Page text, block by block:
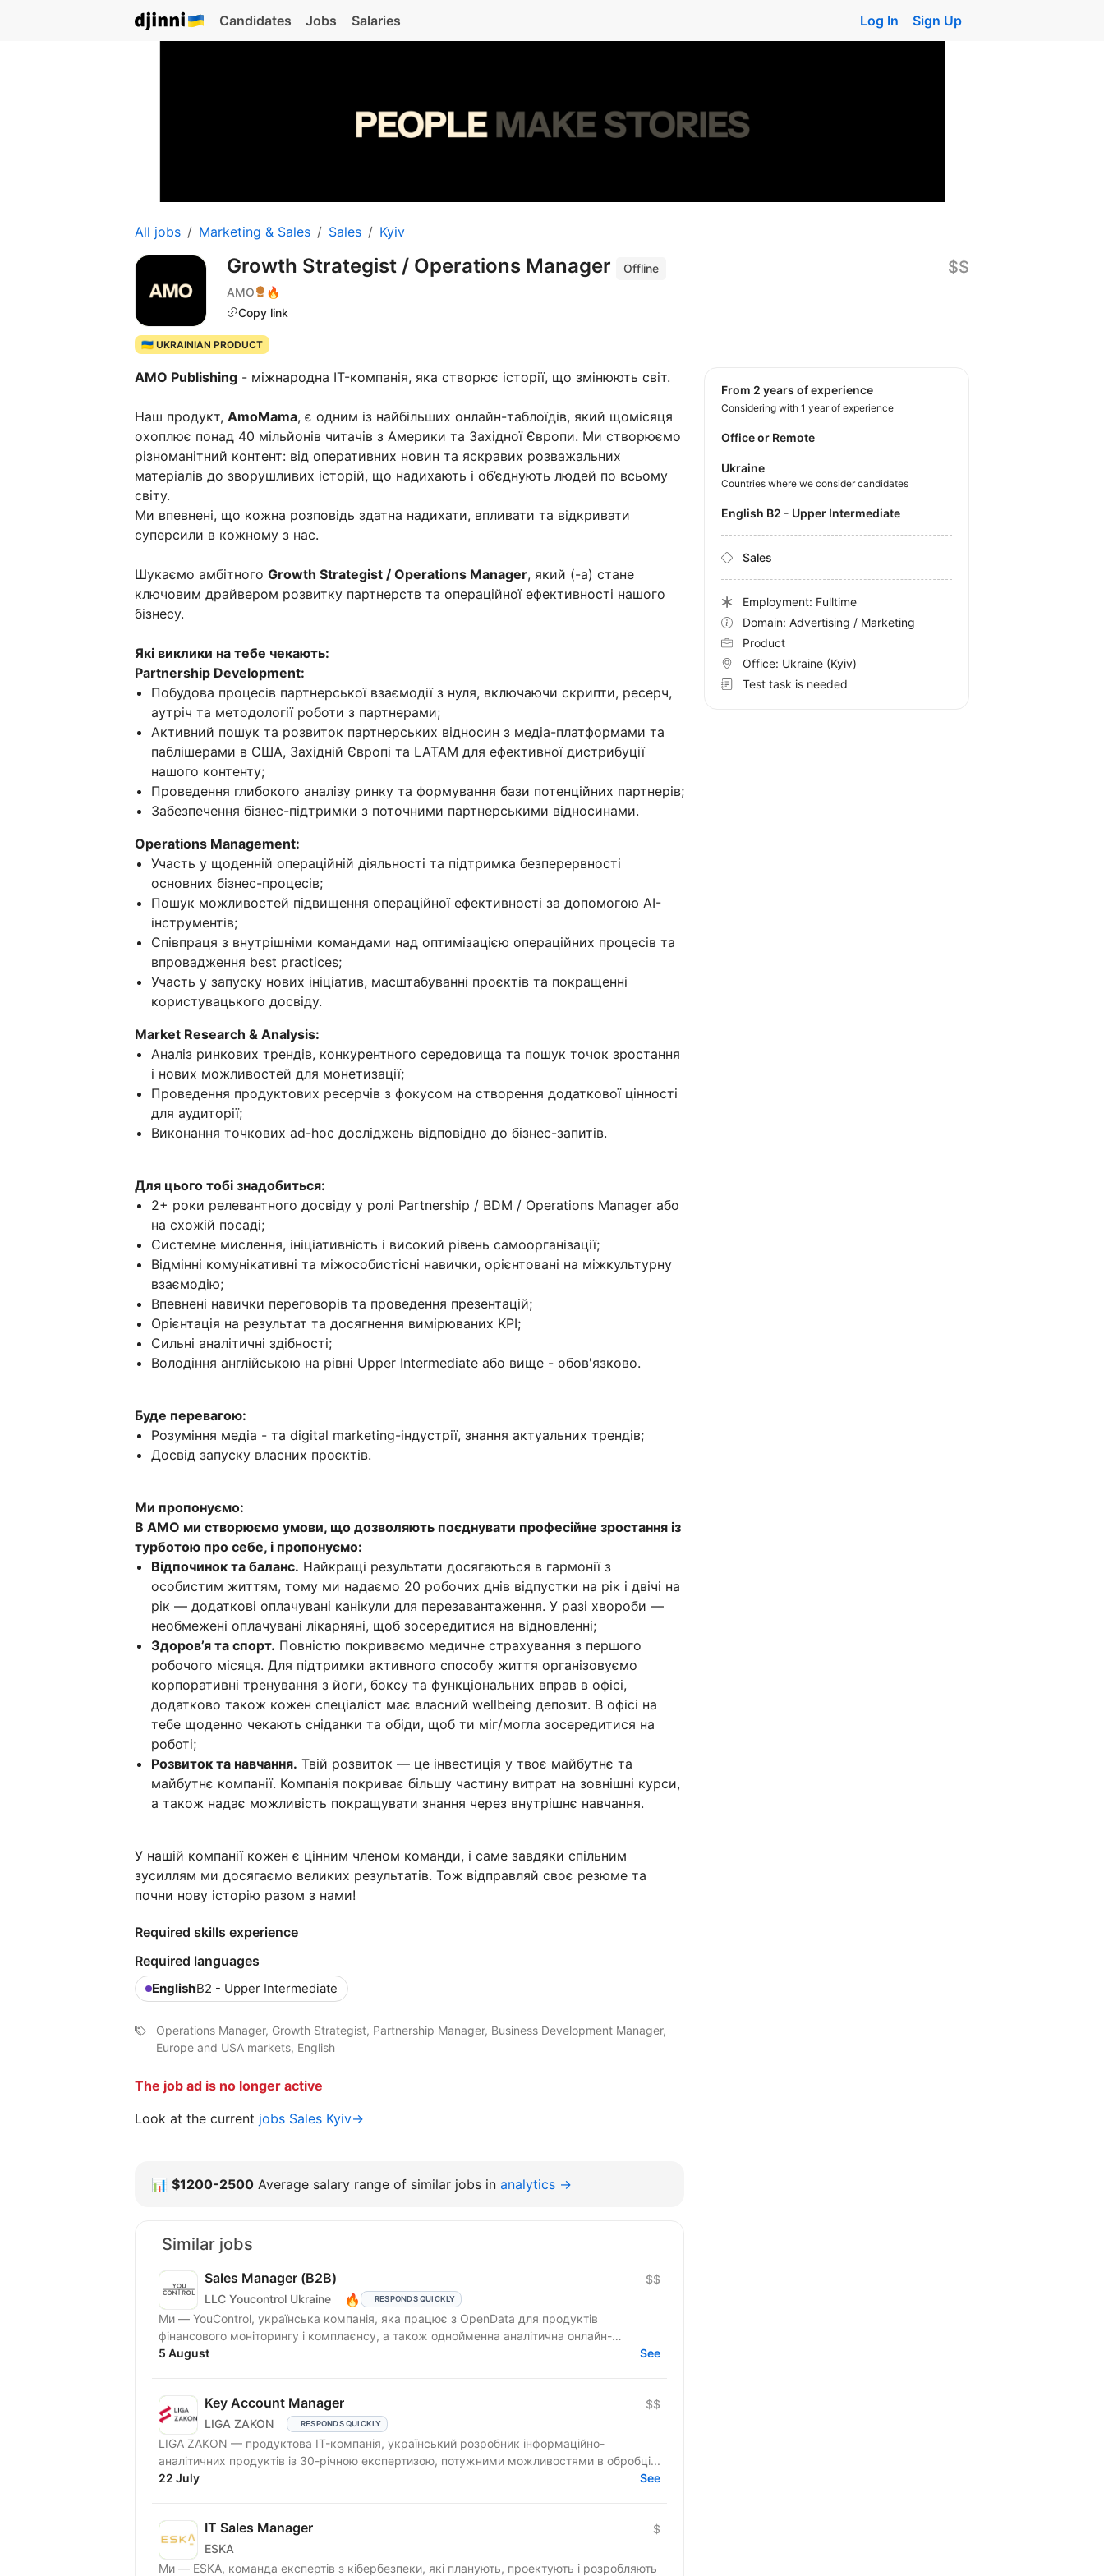
Candidates Jobs Salaries Log In Sign Up
All jobs Marketing & Sales Sales Kyiv
Growth Strategist / Operations Manager
Offline
AMO
🔥
Copy link
$$
🇺🇦 UKRAINIAN PRODUCT
AMO Publishing - міжнародна IT-компанія, яка створює історії, що змінюють світ.
Наш продукт, AmoMama, є одним із найбільших онлайн-таблоїдів, який щомісяця
охоплює понад 40 мільйонів читачів з Америки та Західної Європи. Ми створюємо
різноманітний контент: від оперативних новин та яскравих розважальних
матеріалів до зворушливих історій, що надихають і об’єднують людей по всьому
світу.
Ми впевнені, що кожна розповідь здатна надихати, впливати та відкривати
суперсили в кожному з нас.
Шукаємо амбітного Growth Strategist / Operations Manager, який (-а) стане
ключовим драйвером розвитку партнерств та операційної ефективності нашого
бізнесу.
Які виклики на тебе чекають:
Partnership Development:
Побудова процесів партнерської взаємодії з нуля, включаючи скрипти, ресерч,
аутріч та методології роботи з партнерами;
Активний пошук та розвиток партнерських відносин з медіа-платформами та
паблішерами в США, Західній Європі та LATAM для ефективної дистрибуції
нашого контенту;
Проведення глибокого аналізу ринку та формування бази потенційних партнерів;
Забезпечення бізнес-підтримки з поточними партнерськими відносинами.
Operations Management:
Участь у щоденній операційній діяльності та підтримка безперервності
основних бізнес-процесів;
Пошук можливостей підвищення операційної ефективності за допомогою AI-
інструментів;
Співпраця з внутрішніми командами над оптимізацією операційних процесів та
впровадження best practices;
Участь у запуску нових ініціатив, масштабуванні проєктів та покращенні
користувацького досвіду.
Market Research & Analysis:
Аналіз ринкових трендів, конкурентного середовища та пошук точок зростання
і нових можливостей для монетизації;
Проведення продуктових ресерчів з фокусом на створення додаткової цінності
для аудиторії;
Виконання точкових ad-hoc досліджень відповідно до бізнес-запитів.
Для цього тобі знадобиться:
2+ роки релевантного досвіду у ролі Partnership / BDM / Operations Manager або
на схожій посаді;
Системне мислення, ініціативність і високий рівень самоорганізації;
Відмінні комунікативні та міжособистісні навички, орієнтовані на міжкультурну
взаємодію;
Впевнені навички переговорів та проведення презентацій;
Орієнтація на результат та досягнення вимірюваних KPI;
Сильні аналітичні здібності;
Володіння англійською на рівні Upper Intermediate або вище - обов'язково.
Буде перевагою:
Розуміння медіа - та digital marketing-індустрії, знання актуальних трендів;
Досвід запуску власних проєктів.
Ми пропонуємо:
В AMO ми створюємо умови, що дозволяють поєднувати професійне зростання із
турботою про себе, і пропонуємо:
Відпочинок та баланс. Найкращі результати досягаються в гармонії з
особистим життям, тому ми надаємо 20 робочих днів відпустки на рік і двічі на
рік — додаткові оплачувані канікули для перезавантаження. У разі хвороби —
необмежені оплачувані лікарняні, щоб зосередитися на відновленні;
Здоров’я та спорт. Повністю покриваємо медичне страхування з першого
робочого місяця. Для підтримки активного способу життя організовуємо
корпоративні тренування з йоги, боксу та функціональних вправ в офісі,
додатково також кожен спеціаліст має власний wellbeing депозит. В офісі на
тебе щоденно чекають сніданки та обіди, щоб ти міг/могла зосередитися на
роботі;
Розвиток та навчання. Твій розвиток — це інвестиція у твоє майбутнє та
майбутнє компанії. Компанія покриває більшу частину витрат на зовнішні курси,
а також надає можливість покращувати знання через внутрішнє навчання.
У нашій компанії кожен є цінним членом команди, і саме завдяки спільним
зусиллям ми досягаємо великих результатів. Тож відправляй своє резюме та
почни нову історію разом з нами!
Required skills experience
Required languages
EnglishB2 - Upper Intermediate
Operations Manager, Growth Strategist, Partnership Manager, Business Development Manager,
Europe and USA markets, English
The job ad is no longer active
Look at the current jobs Sales Kyiv→
from 2 years of experience
Considering with 1 year of experience
Office or Remote
Ukraine
Countries where we consider candidates
English B2 - Upper Intermediate
Sales
Employment: Fulltime
Domain: Advertising / Marketing
Product
Office: Ukraine (Kyiv)
Test task is needed
📊 $1200-2500 Average salary range of similar jobs in analytics →
Similar jobs
Sales Manager (В2В)
LLC Youcontrol Ukraine 🔥 RESPONDS QUICKLY
$$
Ми — YouControl, українська компанія, яка працює з OpenData для продуктів
фінансового моніторингу і комплаєнсу, а також однойменна аналітична онлайн-
система...
5 August See
Key Account Manager
LIGA ZAKON RESPONDS QUICKLY
$$
LIGA ZAKON — продуктова IT-компанія, український розробник інформаційно-
аналітичних продуктів із 30-річною експертизою, потужними можливостями в обробці...
22 July
See
IT Sales Manager
ESKA
$
Ми — ESKA, команда експертів з кібербезпеки, які планують, проектують і розробляють